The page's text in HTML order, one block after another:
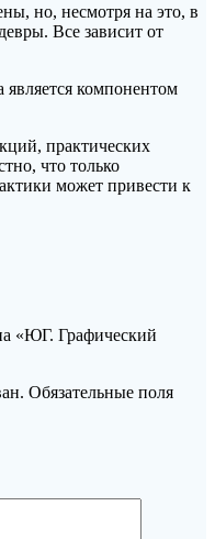
но, несмотря на это, в
Все зависит от
компонентом
практических
что только
может привести к
«ЮГ. Графический
Обязательные поля